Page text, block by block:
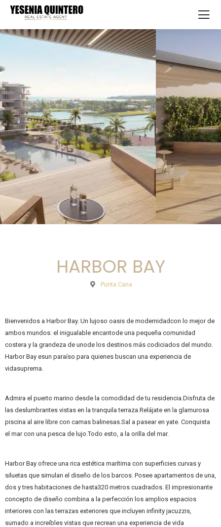
HARBOR BAY
Punta Cana
Bienvenidos a Harbor Bay. Un lujoso oasis de modernidadcon lo mejor de
ambos mundos: el inigualable encantode una pequeña comunidad
costera y la grandeza de unode los destinos más codiciados del mundo.
Harbor Bay esun paraíso para quienes buscan una experiencia de
vidasuprema.
Admira el puerto marino desde la comodidad de tu residencia.Disfruta de
las deslumbrantes vistas en la tranquila terraza.Relájate en la glamurosa
piscina al aire libre con camas balinesas.Sal a pasear en yate. Conquista
el mar con una pesca de lujo.Todo esto, a la orilla del mar.
Harbor Bay ofrece una rica estética marítima con superficies curvas y
siluetas que simulan el diseño de los barcos. Posee apartamentos de una,
dos y tres habitaciones de hasta320 metros cuadrados. El impresionante
concepto de diseño combina a la perfección los amplios espacios
interiores con las terrazas exteriores que incluyen infinity jacuzzis,
sumado a increíbles vistas que recrean una experiencia de vida